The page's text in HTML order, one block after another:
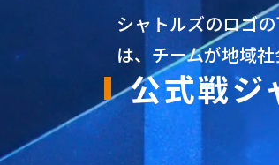
シャトルズのロゴ
は、チームが地域
公式戦ジ